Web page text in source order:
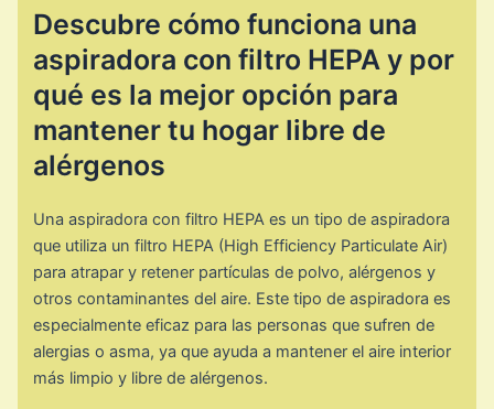
Descubre cómo funciona una
aspiradora con filtro HEPA y por
qué es la mejor opción para
mantener tu hogar libre de
alérgenos
Una aspiradora con filtro HEPA es un tipo de aspiradora
que utiliza un filtro HEPA (High Efficiency Particulate Air)
para atrapar y retener partículas de polvo, alérgenos y
otros contaminantes del aire. Este tipo de aspiradora es
especialmente eficaz para las personas que sufren de
alergias o asma, ya que ayuda a mantener el aire interior
más limpio y libre de alérgenos.